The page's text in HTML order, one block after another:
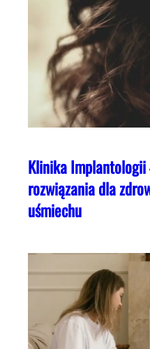
Klinika Implantologii
rozwiązania dla
uśmiechu